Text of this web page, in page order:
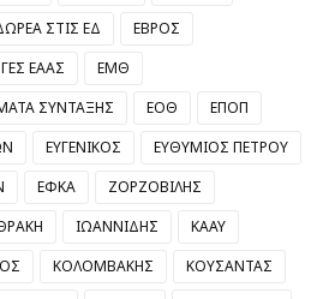
ΣΤΙΣ ΕΔ
ΕΒΡΟΣ
ΕΑΑΣ
ΕΜΘ
ΣΥΝΤΑΞΗΣ
ΕΟΘ
ΕΠΟΠ
ΕΥΓΕΝΙΚΟΣ
ΕΥΘΥΜΙΟΣ ΠΕΤΡΟΥ
ΕΦΚΑ
ΖΟΡΖΟΒΙΛΗΣ
ΙΩΑΝΝΙΔΗΣ
ΚΑΑΥ
ΚΟΛΟΜΒΑΚΗΣ
ΚΟΥΣΑΝΤΑΣ